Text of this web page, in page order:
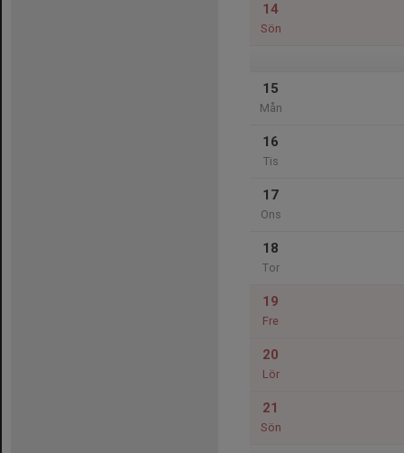
14
Sön
15
Mån
16
Tis
17
Ons
18
Tor
19
Fre
20
Lör
21
Sön